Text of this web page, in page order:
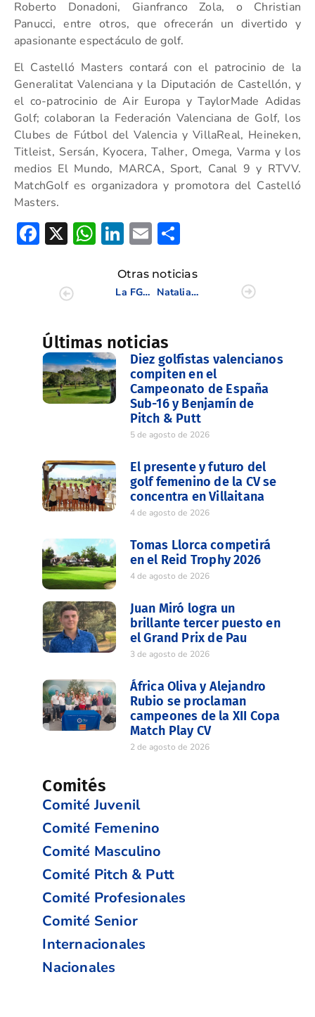
Roberto Donadoni, Gianfranco Zola, o Christian
Panucci, entre otros, que ofrecerán un divertido y
apasionante espectáculo de golf.
El Castelló Masters contará con el patrocinio de la
Generalitat Valenciana y la Diputación de Castellón, y
el co-patrocinio de Air Europa y TaylorMade Adidas
Golf; colaboran la Federación Valenciana de Golf, los
Clubes de Fútbol del Valencia y VillaReal, Heineken,
Titleist, Sersán, Kyocera, Talher, Omega, Varma y los
medios El Mundo, MARCA, Sport, Canal 9 y RTVV.
MatchGolf es organizadora y promotora del Castelló
Masters.
Facebook
X WhatsApp
LinkedIn
Email
Otras noticias
La FGCV recauda cerca de 5000 euros en el II Torneo Casa Caridad
Natalia Escuriola, pieza clave de la victoria de España en el Lacoste 4 Naciones
Últimas noticias
Diez golfistas valencianos
compiten en el
Campeonato de España
Sub-16 y Benjamín de
Pitch & Putt
5 de agosto de 2026
El presente y futuro del
golf femenino de la CV se
concentra en Villaitana
4 de agosto de 2026
Tomas Llorca competirá
en el Reid Trophy 2026
4 de agosto de 2026
Juan Miró logra un
brillante tercer puesto en
el Grand Prix de Pau
3 de agosto de 2026
África Oliva y Alejandro
Rubio se proclaman
campeones de la XII Copa
Match Play CV
2 de agosto de 2026
Comités
Comité Juvenil
Comité Femenino
Comité Masculino
Comité Pitch & Putt
Comité Profesionales
Comité Senior
Internacionales
Nacionales